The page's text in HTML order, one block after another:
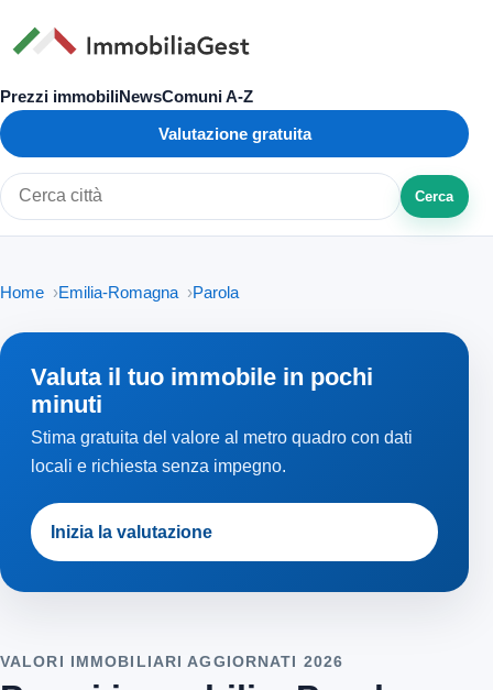
Prezzi immobiliNewsComuni A-Z
Valutazione gratuita
Cerca città o zona
Cerca
Home Emilia-Romagna Parola
Valuta il tuo immobile in pochi
minuti
Stima gratuita del valore al metro quadro con dati
locali e richiesta senza impegno.
Inizia la valutazione
VALORI IMMOBILIARI AGGIORNATI 2026